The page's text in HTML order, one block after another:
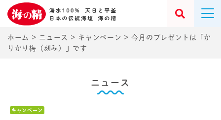
ホーム > ニュース > キャンペーン >今月のプレゼントは「か
りかり梅（刻み）」です
ニュース
キャンペーン